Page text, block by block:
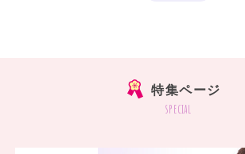
特集ページ
special